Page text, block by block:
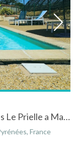
Six gîtes situés au coeur de les vignes Le Prielle a Madiran
France